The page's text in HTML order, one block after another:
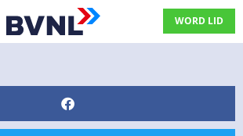
WORD LID